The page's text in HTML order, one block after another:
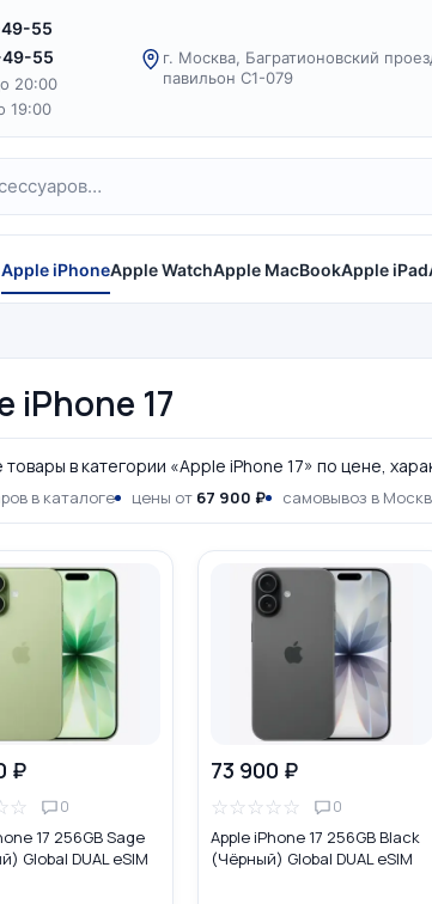
55
49-55
20:00
19:00
г. Москва, Багратионовский
павильон С1-079
Apple iPhoneApple WatchApple MacBookApple iPad
iPhone 17
товары в категории «Apple iPhone 17» по цене,
в каталоге цены от 67 900 ₽ самовывоз в
₽
☆ 0
17 256GB Sage
Global DUAL eSIM
73 900 ₽
☆☆☆☆☆ 0
Apple iPhone 17 256GB Black
(Чёрный) Global DUAL eSIM